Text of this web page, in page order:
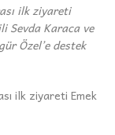
ilk ziyareti
Sevda Karaca ve
Özel’e destek
ilk ziyareti Emek